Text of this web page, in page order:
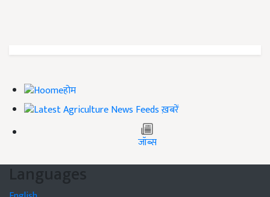
होम
ख़बरें
जॉब्स
Languages